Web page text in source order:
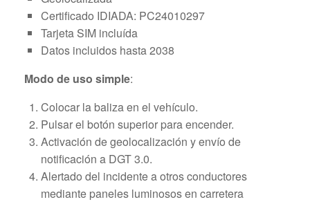
Certificado IDIADA: PC24010297
Tarjeta SIM incluída
Datos incluidos hasta 2038
Modo de uso simple:
Colocar la baliza en el vehículo.
Pulsar el botón superior para encender.
Activación de geolocalización y envío de
notificación a DGT 3.0.
Alertado del incidente a otros conductores
mediante paneles luminosos en carretera